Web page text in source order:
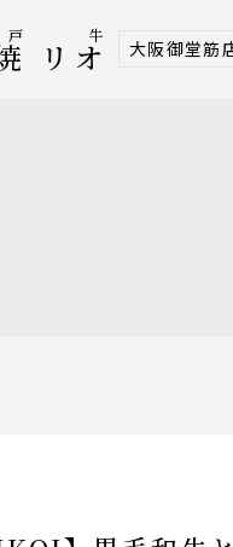
牛
リオ 大阪御堂筋